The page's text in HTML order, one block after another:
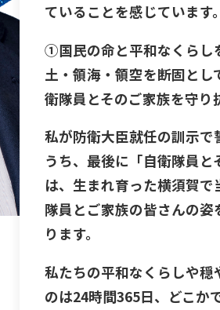
ていることを感じています。
①国民の命と平和なくら
土・領海・領空を断固と
衛隊員とそのご家族を守
私が防衛大臣就任の訓示で
うち、最後に「自衛隊員
は、生まれ育った横須賀
隊員とご家族の皆さんの姿
ります。
私たちの平和なくらしや穏
のは24時間365日、どこか